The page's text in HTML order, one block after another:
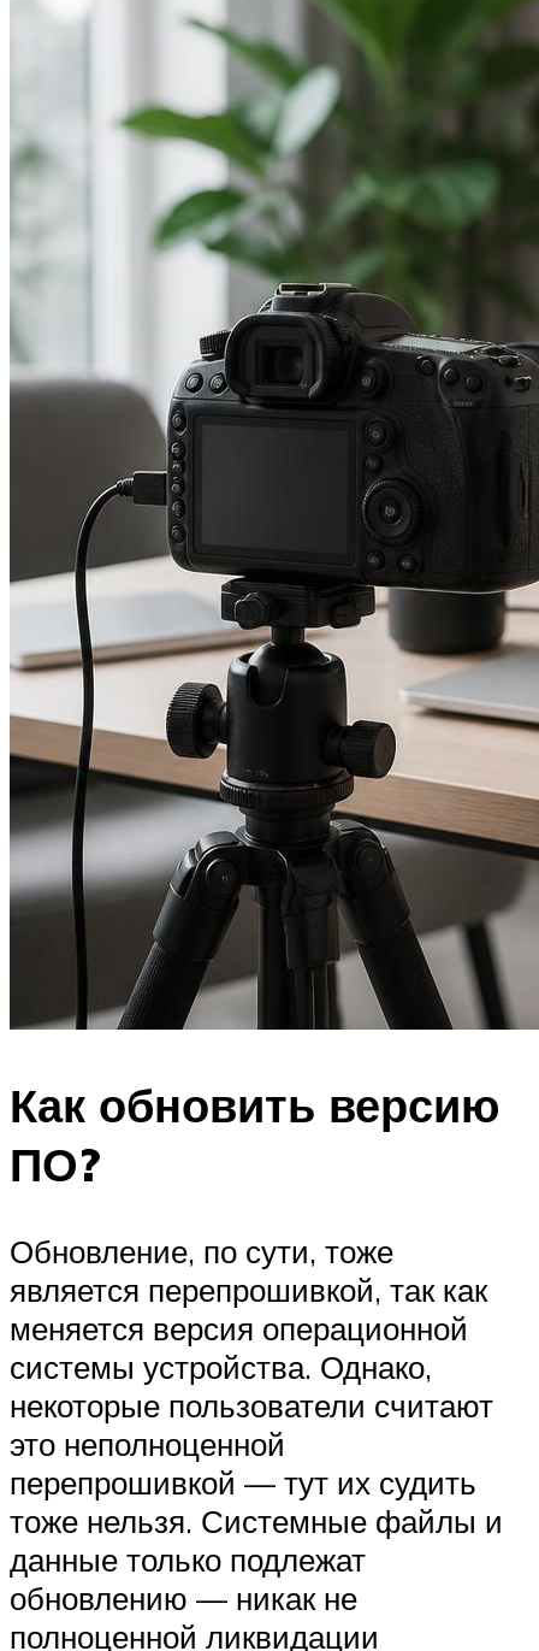
Как обновить версию
ПО?
Обновление, по сути, тоже
является перепрошивкой, так как
меняется версия операционной
системы устройства. Однако,
некоторые пользователи считают
это неполноценной
перепрошивкой — тут их судить
тоже нельзя. Системные файлы и
данные только подлежат
обновлению — никак не
полноценной ликвидации